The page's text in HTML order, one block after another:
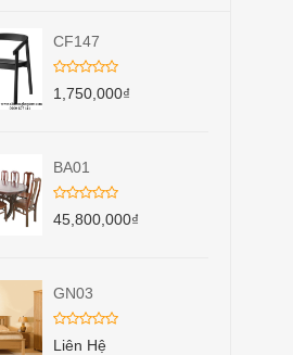
CF147
1,750,000₫
BA01
45,800,000₫
GN03
Liên Hệ